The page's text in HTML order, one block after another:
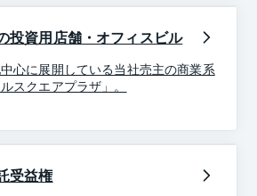
投資用店舗・オフィスビル
心に展開している当社売主の商業系
スクエアプラザ」。
受益権